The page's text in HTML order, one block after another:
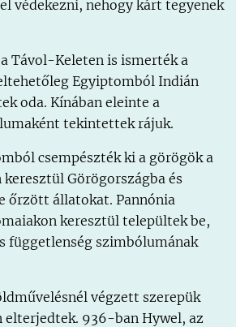
védekezni, nehogy kárt tegyenek
Távol-Keleten is ismerték a
Egyiptomból Indián
oda. Kínában eleinte a
tekintettek rájuk.
csempészték ki a görögök a
Görögországba és
őrzött állatokat. Pannónia
keresztül települtek be,
függetlenség szimbólumának
végzett szerepük
936-ban Hywel, az